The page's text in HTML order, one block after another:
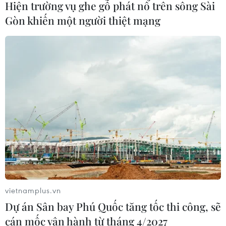
19/07/2026 07:17
hợp ngăn chặn dịch Ebola
Điều gì tạo nên niềm tin khi lựa chọn
dinh dưỡng đầu đời cho trẻ?
18/07/2026 01:00
Phân bổ ngân sách chăm sóc sức
khỏe và dân số: Ưu tiên các địa bàn
khó khăn
Hiện trường vụ ghe gỗ phát nổ trên sông Sài
Gòn khiến một người thiệt mạng
vietnamplus.vn
Dự án Sân bay Phú Quốc tăng tốc thi công, sẽ
cán mốc vận hành từ tháng 4/2027